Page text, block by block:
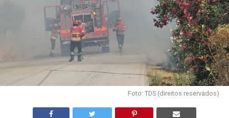
Foto: TDS (direitos reservados)